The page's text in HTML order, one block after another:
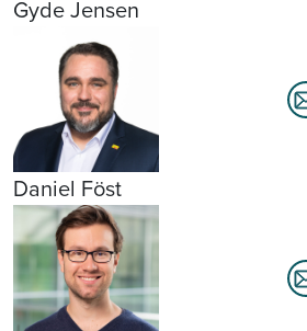
Gyde Jensen
Daniel Föst